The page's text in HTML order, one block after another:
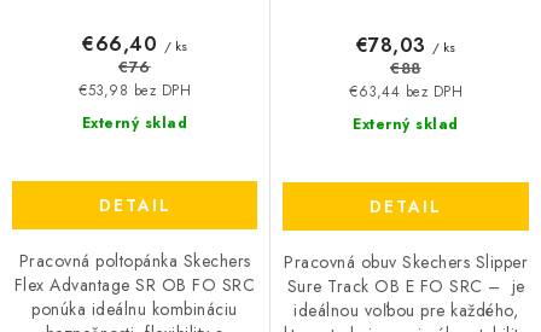
Externý sklad
€53,98 bez DPH
€66,40 / ks
€76
DETAIL
Pracovná poltopánka Skechers
Flex Advantage SR OB FO SRC
ponúka ideálnu kombináciu
Externý sklad
€63,44 bez DPH
€78,03 / ks
€88
DETAIL
Pracovná obuv Skechers Slipper
Sure Track OB E FO SRC – je
ideálnou voľbou pre každého,